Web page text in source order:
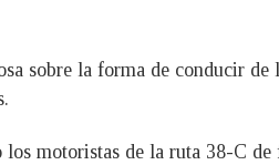
sobre la forma de conducir de
motoristas de la ruta 38-C de